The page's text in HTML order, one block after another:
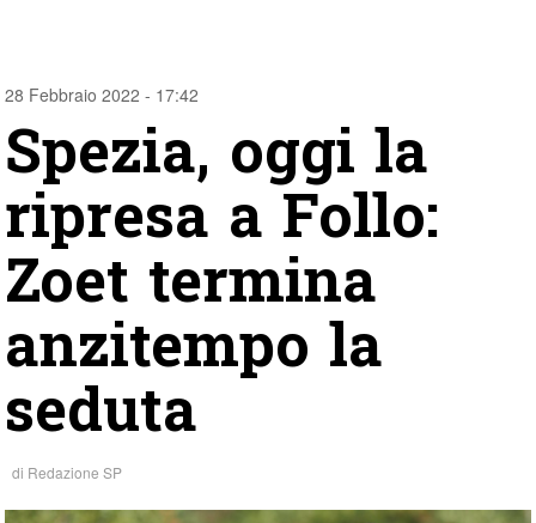
28 Febbraio 2022 - 17:42
Spezia, oggi la
ripresa a Follo:
Zoet termina
anzitempo la
seduta
di Redazione SP